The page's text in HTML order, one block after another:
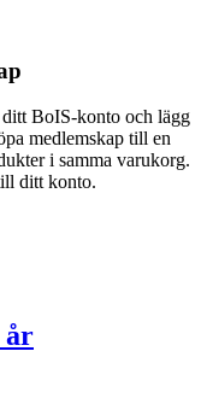
BoIS-konto och lägg
medlemskap till en
i samma varukorg.
ditt konto.
år